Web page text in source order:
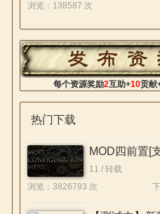
浏览：138587 次
每个资源奖励2互助+10贡献
热门下载
11 / 转载
浏览：3826793 次